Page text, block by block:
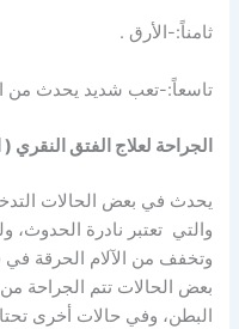
ثامناً:-الأرق .
تاسعاً:-تعب شديد يحدث من
الجراحة لعلاج الفتق
يحدث في بعض الحالات
والتي تعتبر نادرة الحدوث،
وتخفف من الآلام الحرقة
بعض الحالات تتم الجراحة
البطن، وفي حالات أخرى